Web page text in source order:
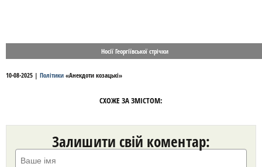
Носії Георгіївської стрічки
10-08-2025 | Політики «Анекдоти козацькі»
СХОЖЕ ЗА ЗМІСТОМ:
Залишити свій коментар: